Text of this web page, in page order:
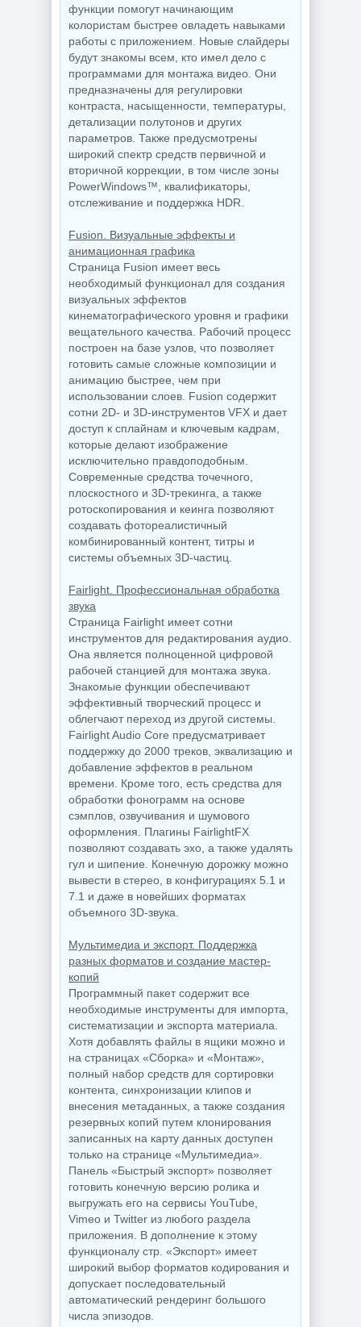
функции помогут начинающим
колористам быстрее овладеть навыками
работы с приложением. Новые слайдеры
будут знакомы всем, кто имел дело с
программами для монтажа видео. Они
предназначены для регулировки
контраста, насыщенности, температуры,
детализации полутонов и других
параметров. Также предусмотрены
широкий спектр средств первичной и
вторичной коррекции, в том числе зоны
PowerWindows™, квалификаторы,
отслеживание и поддержка HDR.
Fusion. Визуальные эффекты и
анимационная графика
Страница Fusion имеет весь
необходимый функционал для создания
визуальных эффектов
кинематографического уровня и графики
вещательного качества. Рабочий процесс
построен на базе узлов, что позволяет
готовить самые сложные композиции и
анимацию быстрее, чем при
использовании слоев. Fusion содержит
сотни 2D‑ и 3D-инструментов VFX и дает
доступ к сплайнам и ключевым кадрам,
которые делают изображение
исключительно правдоподобным.
Современные средства точечного,
плоскостного и 3D-трекинга, а также
ротоскопирования и кеинга позволяют
создавать фотореалистичный
комбинированный контент, титры и
системы объемных 3D-частиц.
Fairlight. Профессиональная обработка
звука
Страница Fairlight имеет сотни
инструментов для редактирования аудио.
Она является полноценной цифровой
рабочей станцией для монтажа звука.
Знакомые функции обеспечивают
эффективный творческий процесс и
облегчают переход из другой системы.
Fairlight Audio Core предусматривает
поддержку до 2000 треков, эквализацию и
добавление эффектов в реальном
времени. Кроме того, есть средства для
обработки фонограмм на основе
сэмплов, озвучивания и шумового
оформления. Плагины FairlightFX
позволяют создавать эхо, а также удалять
гул и шипение. Конечную дорожку можно
вывести в стерео, в конфигурациях 5.1 и
7.1 и даже в новейших форматах
объемного 3D-звука.
Мультимедиа и экспорт. Поддержка
разных форматов и создание мастер-
копий
Программный пакет содержит все
необходимые инструменты для импорта,
систематизации и экспорта материала.
Хотя добавлять файлы в ящики можно и
на страницах «Сборка» и «Монтаж»,
полный набор средств для сортировки
контента, синхронизации клипов и
внесения метаданных, а также создания
резервных копий путем клонирования
записанных на карту данных доступен
только на странице «Мультимедиа».
Панель «Быстрый экспорт» позволяет
готовить конечную версию ролика и
выгружать его на сервисы YouTube,
Vimeo и Twitter из любого раздела
приложения. В дополнение к этому
функционалу стр. «Экспорт» имеет
широкий выбор форматов кодирования и
допускает последовательный
автоматический рендеринг большого
числа эпизодов.